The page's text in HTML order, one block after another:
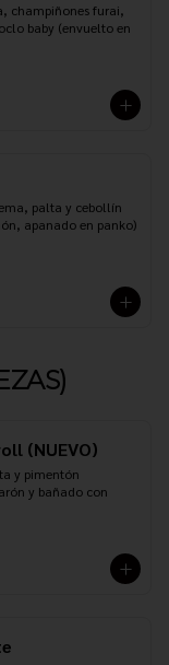
champiñones furai,
baby (envuelto en
palta y cebollín
apanado en panko)
(NUEVO)
y pimentón
y bañado con